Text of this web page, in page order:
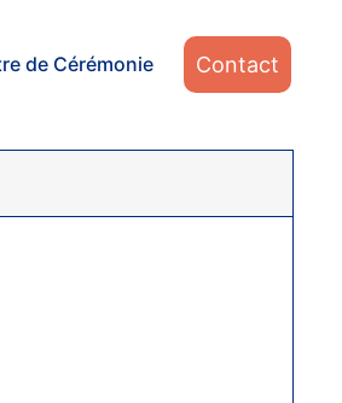
de Cérémonie Contact